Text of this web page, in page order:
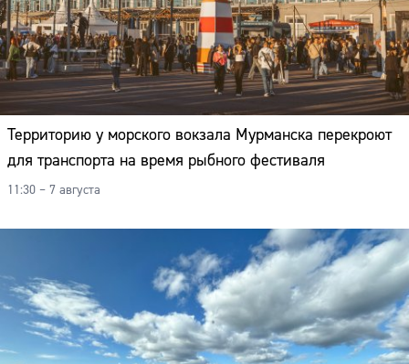
Территорию у морского вокзала Мурманска перекроют
для транспорта на время рыбного фестиваля
11:30 – 7 августа